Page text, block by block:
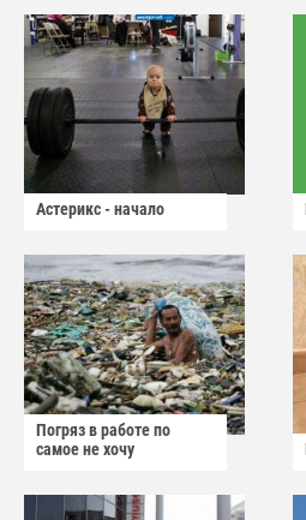
Астерикс - начало
Погряз в работе по
самое не хочу